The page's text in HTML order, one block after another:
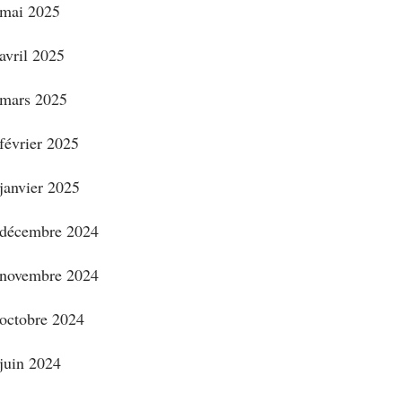
mai 2025
avril 2025
mars 2025
février 2025
janvier 2025
décembre 2024
novembre 2024
octobre 2024
juin 2024